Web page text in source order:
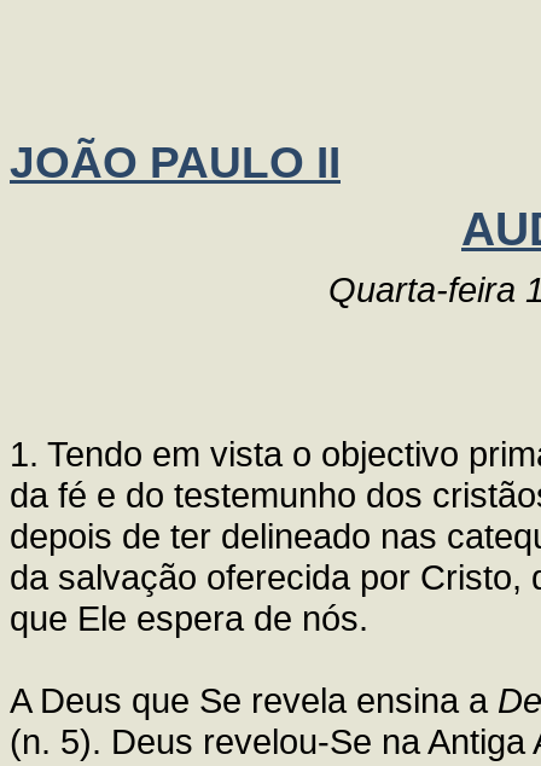
JOÃO PAULO II
Quarta-feira
1. Tendo em vista o objectivo
da fé e do testemunho dos
depois de ter delineado nas
da salvação oferecida por
que Ele espera de nós.
A Deus que Se revela ensina a
(n. 5). Deus revelou-Se na